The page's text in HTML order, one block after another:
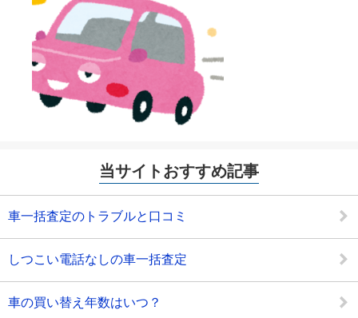
当サイトおすすめ記事
車一括査定のトラブルと口コミ
しつこい電話なしの車一括査定
車の買い替え年数はいつ？